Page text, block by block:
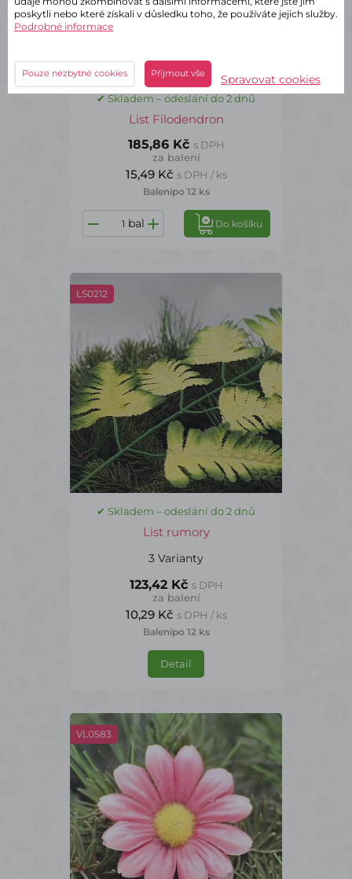
✔ Skladem – odeslání do 2 dnů
List Filodendron
185,86 Kč s DPH
za balení
15,49 Kč s DPH / ks
Balenípo 12 ks
bal Do košíku
LS0212
✔ Skladem – odeslání do 2 dnů
List rumory
3 Varianty
123,42 Kč s DPH
za balení
10,29 Kč s DPH / ks
Balenípo 12 ks
Detail
VL0583
poskytli nebo které získali v důsledku toho, že používáte jejich služby.
Podrobné informace
Pouze nezbytné cookies Přijmout vše Spravovat cookies